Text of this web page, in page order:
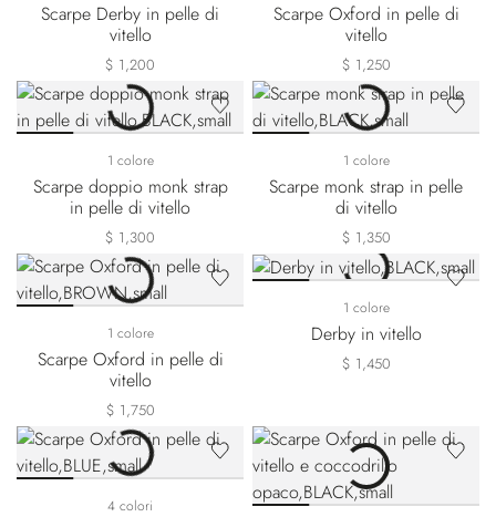
Scarpe Derby in pelle di
vitello
$ 1,200
Scarpe Oxford in pelle di
vitello
$ 1,250
1 colore
Scarpe doppio monk strap
in pelle di vitello
$ 1,300
1 colore
Scarpe monk strap in pelle
di vitello
$ 1,350
1 colore
Scarpe Oxford in pelle di
vitello
$ 1,750
1 colore
Derby in vitello
$ 1,450
4 colori